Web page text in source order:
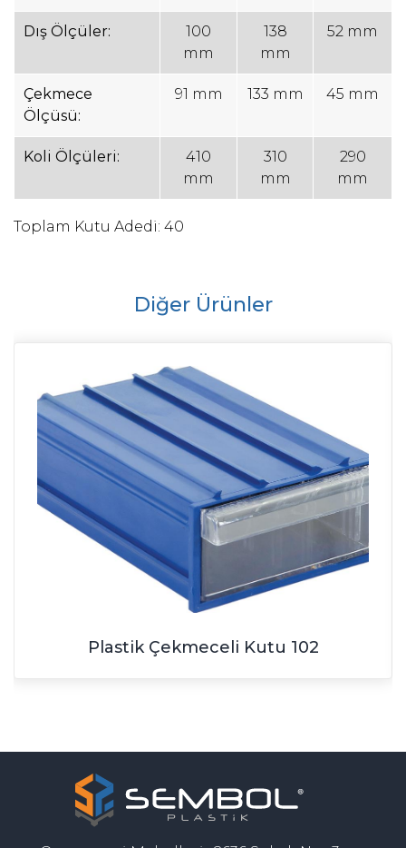
Dış Ölçüler:
100
mm
138
mm
52 mm
Çekmece
Ölçüsü:
91 mm 133 mm 45 mm
Koli Ölçüleri:
410
mm
310
mm
290
mm
Toplam Kutu Adedi: 40
Diğer Ürünler
Plastik Çekmeceli Kutu 102